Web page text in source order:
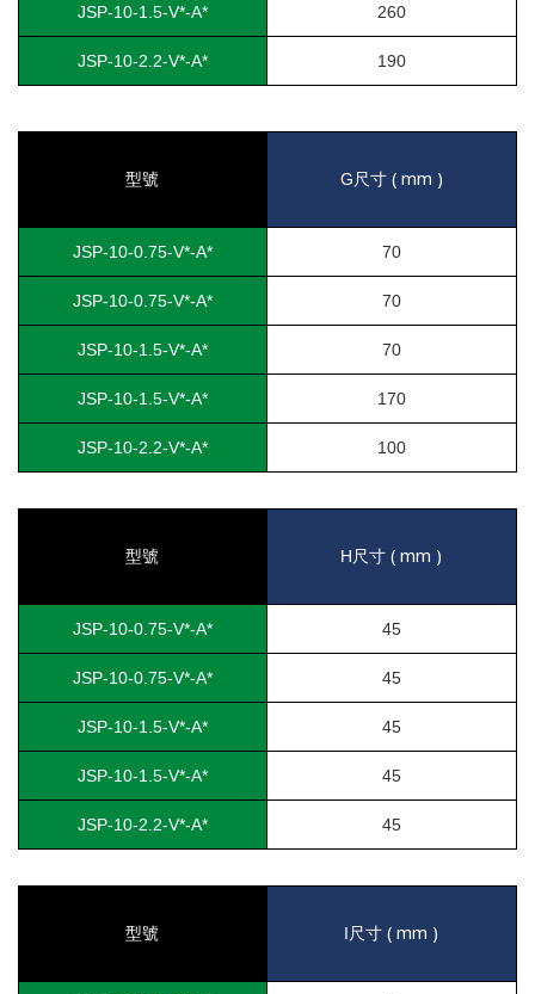
JSP-10-1.5-V*-A* 260
JSP-10-2.2-V*-A* 190
型號 G尺寸( mm )
JSP-10-0.75-V*-A* 70
JSP-10-0.75-V*-A* 70
JSP-10-1.5-V*-A* 70
JSP-10-1.5-V*-A* 170
JSP-10-2.2-V*-A* 100
型號 H尺寸 ( mm )
JSP-10-0.75-V*-A* 45
JSP-10-0.75-V*-A* 45
JSP-10-1.5-V*-A* 45
JSP-10-1.5-V*-A* 45
JSP-10-2.2-V*-A* 45
型號 I尺寸 ( mm )